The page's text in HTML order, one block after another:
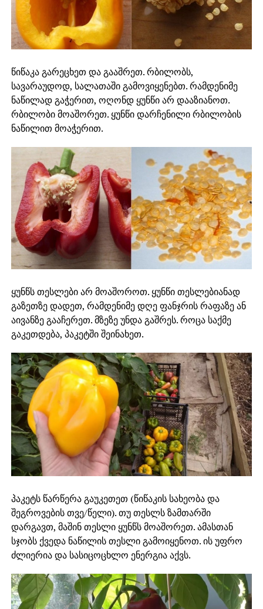
წიწაკა გარეცხეთ და გააშრეთ. რბილობს,
სავარაუდოდ, სალათაში გამოვიყენებთ. რამდენიმე
ნაწილად გაჭერით, ოღონდ ყუნწი არ დააზიანოთ.
რბილობი მოაშორეთ. ყუნწი დარჩენილი რბილობის
ნაწილით მოაჭერით.
ყუნწს თესლები არ მოაშოროთ. ყუნწი თესლებიანად
გაზეთზე დადეთ, რამდენიმე დღე ფანჯრის რაფაზე ან
აივანზე გააჩერეთ. მზეზე უნდა გაშრეს. როცა საქმე
გაკეთდება, პაკეტში შეინახეთ.
პაკეტს წარწერა გაუკეთეთ (წიწაკის სახეობა და
შეგროვების თვე/წელი). თუ თესლს ზამთარში
დარგავთ, მაშინ თესლი ყუნწს მოაშორეთ. ამასთან
სჯობს ქვედა ნაწილის თესლი გამოიყენოთ. ის უფრო
ძლიერია და სასიცოცხლო ენერგია აქვს.